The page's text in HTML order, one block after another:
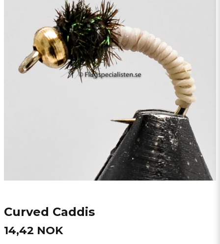
Curved Caddis
14,42 NOK